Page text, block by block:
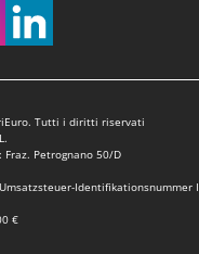
Tutti i diritti riservati
Petrognano 50/D
Identifikationsnummer
€